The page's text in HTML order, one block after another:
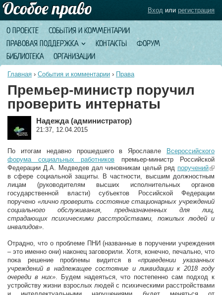
О ПРОЕКТЕ
СОБЫТИЯ И КОММЕНТАРИИ
ПРАВОВАЯ ПОДДЕРЖКА
КОНТАКТЫ
ФОРУМ
БИБЛИОТЕКА
ОРГАНИЗАЦИИ
Вход или регистрация
Главная › События и комментарии › Права
Премьер-министр поручил
проверить интернаты
Надежда (администратор)
21:37, 12.04.2015
По итогам недавно прошедшего в Ярославле
Всероссийского
форума социальных работников премьер-министр Российской
Федерации Д.А. Медведев дал чиновникам целый ряд поручений
в сфере социальной защиты. В частности, высшим должностным
лицам (руководителям высших исполнительных органов
государственной власти) субъектов Российской Федерации
поручено «лично проверить состояние стационарных учреждений
социального обслуживания, предназначенных для лиц,
страдающих психическими расстройствами, пожилых людей и
инвалидов».
Отрадно, что о проблеме ПНИ (названные в поручении учреждения
– это именно они) наконец заговорили. Хотя, конечно, печально, что
пока решение проблемы видится в«приведении указанных
учреждений в надлежащее состояние и ликвидации к 2018 году
очереди в них». Будем надеяться, что постепенно сам подход к
устройству жизни взрослых людей с психическими расстройствами